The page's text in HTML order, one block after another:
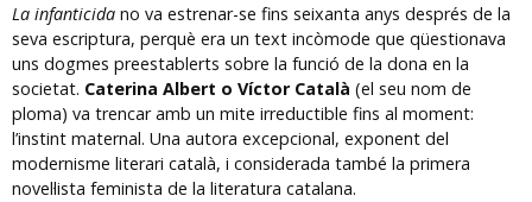
La infanticida no va estrenar-se fins seixanta anys després de la
seva escriptura, perquè era un text incòmode que qüestionava
uns dogmes preestablerts sobre la funció de la dona en la
societat. Caterina Albert o Víctor Català (el seu nom de
ploma) va trencar amb un mite irreductible fins al moment:
l’instint maternal. Una autora excepcional, exponent del
modernisme literari català, i considerada també la primera
novel·lista feminista de la literatura catalana.